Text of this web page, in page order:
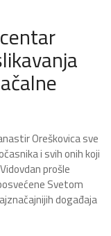
Oreškovica sve
i svih onih koji
prošle
Svetom
događaja